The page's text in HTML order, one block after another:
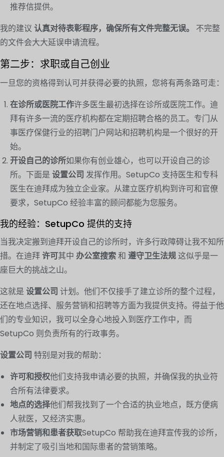
推荐信提供。
我的建议认真对待表彰程序，确保所有文件完整无误。
不完整
的文件会大大延误申请流程。
第二步：求职或自己创业
一旦您的资格得到认可并获得必要的执照，您将有两条路可走：
在诊所或医院工作许多医生最初选择在诊所或医院工作。迪
拜有许多一流的医疗机构都在定期招聘合格的员工。专门从
事医疗保健行业的招聘门户网站和招聘机构是一个很好的开
始。
开设自己的诊所如果你有创业雄心，也可以开设自己的诊
所。下面是设置公司 发挥作用。SetupCo 支持医生和专科
医生在迪拜成为独立企业家。从建立医疗机构到许可和官僚
要求，SetupCo 经验丰富的顾问都能为您服务。
我的经验：SetupCo 提供的支持
当我决定搬到迪拜开设自己的诊所时，许多行政障碍让我不知所
措。在迪拜许可其中 办公室搜索和 遵守卫生法规这似乎是一
座巨大的挑战之山。
这就是设置公司 计划。他们不仅接手了建立诊所的整个过程，
还在地点选择、服务营销和招聘等方面为我提供支持。得益于他
们的专业知识，我可以全身心地投入到医疗工作中，而
SetupCo 则负责所有的行政事务。
设置公司 特别是对我的帮助：
许可和授权他们支持我申请必要的执照，并确保我的执业符
合所有法律要求。
地点的选择他们帮我找到了一个合适的执业地点，既方便病
人就医，又经济实惠。
市场营销和患者获取SetupCo 帮助我在迪拜宣传我的诊所，
并制定了吸引当地和国际患者的营销策略。